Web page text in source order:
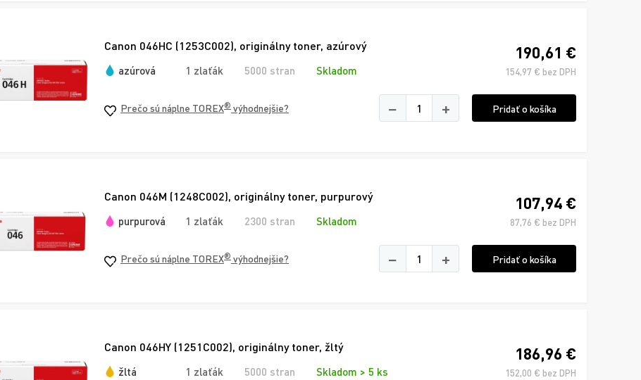
Canon 046HC (1253C002), originálny toner, azúrový
azúrová 1 zlaťák 5000 stran Skladom
190,61 €
154,97 € bez DPH
Prečo sú náplne TOREX® výhodnejšie? − + Pridať o košíka
Canon 046M (1248C002), originálny toner, purpurový
purpurová 1 zlaťák 2300 stran Skladom
107,94 €
87,76 € bez DPH
Prečo sú náplne TOREX® výhodnejšie? − + Pridať o košíka
Canon 046HY (1251C002), originálny toner, žltý
žltá 1 zlaťák 5000 stran Skladom > 5 ks
186,96 €
152,00 € bez DPH